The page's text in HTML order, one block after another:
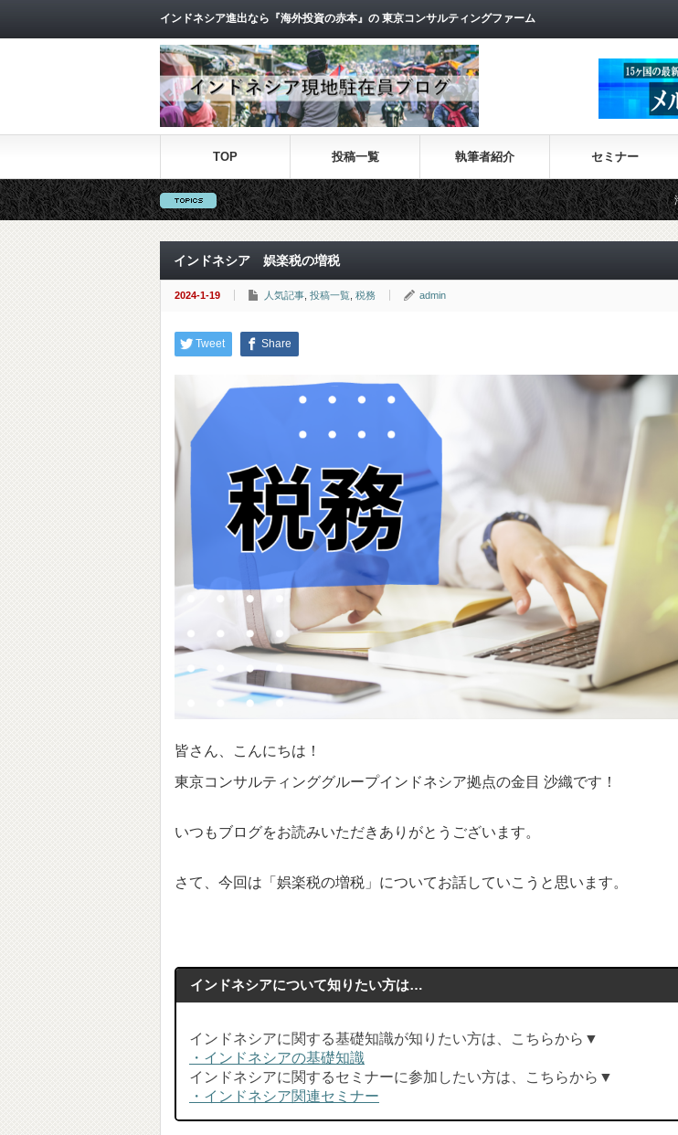
インドネシア進出なら『海外投資の赤本』の 東京コンサルティングファーム
TOP 投稿一覧 執筆者紹介 セミナー
海外の最新ビ
インドネシア 娯楽税の増税
2024-1-19 人気記事 投稿一覧 税務 admin
Tweet Share
皆さん、こんにちは！
東京コンサルティンググループインドネシア拠点の金目 沙織です！
いつもブログをお読みいただきありがとうございます。
さて、今回は「娯楽税の増税」についてお話していこうと思います。
インドネシアについて知りたい方は…
インドネシアに関する基礎知識が知りたい方は、こちらから▼
・インドネシアの基礎知識
インドネシアに関するセミナーに参加したい方は、こちらから▼
・インドネシア関連セミナー